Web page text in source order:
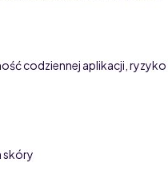
codziennej aplikacji, ryzyko
skóry